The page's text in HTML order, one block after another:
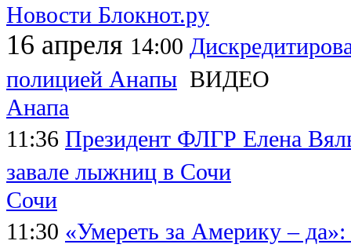
Новости Блокнот.ру
16 апреля 14:00
полицией Анапы ВИДЕО
Анапа
11:36 Президент ФЛГР Елена
завале лыжниц в Сочи
Сочи
11:30 «Умереть за Америку –